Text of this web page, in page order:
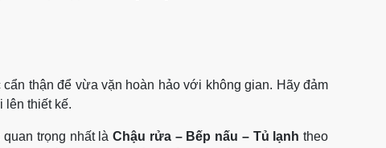
thận để vừa vặn hoàn hảo với không gian. Hãy đảm
lên thiết kế.
trọng nhất là Chậu rửa – Bếp nấu – Tủ lạnh theo